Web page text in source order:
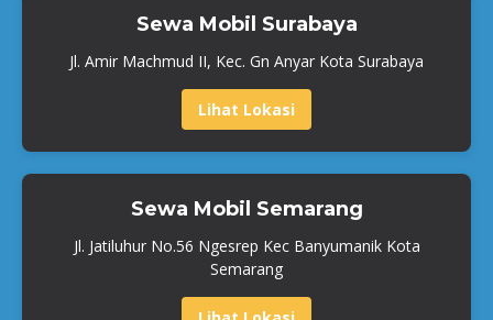
Sewa Mobil Surabaya
Jl. Amir Machmud II, Kec. Gn Anyar Kota Surabaya
Lihat Lokasi
Sewa Mobil Semarang
Jl. Jatiluhur No.56 Ngesrep Kec Banyumanik Kota
Semarang